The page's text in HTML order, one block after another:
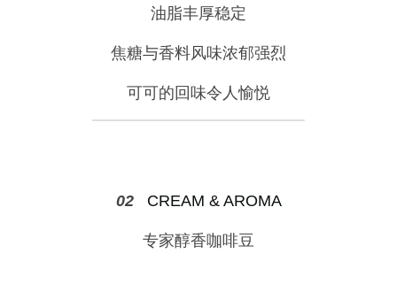
油脂丰厚稳定
焦糖与香料风味浓郁强烈
可可的回味令人愉悦
02 CREAM & AROMA
专家醇香咖啡豆